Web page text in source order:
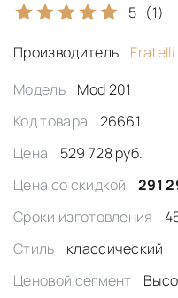
5 (1)
Производитель
Fratelli
Модель
Mod 201
Код товара
26661
Цена
529 728 руб.
Цена со скидкой
291
Сроки изготовления
Стиль
классический
Ценовой сегмент